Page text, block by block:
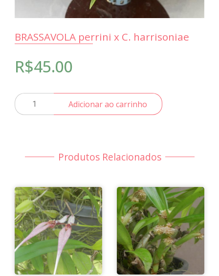
BRASSAVOLA perrini x C. harrisoniae
R$45.00
BRASSAVOLA
perrini
Adicionar ao carrinho
Produtos Relacionados